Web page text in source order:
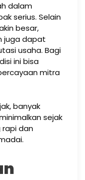
dalam
serius. Selain
besar,
juga dapat
usaha. Bagi
ini bisa
mitra
banyak
sejak
rapi dan